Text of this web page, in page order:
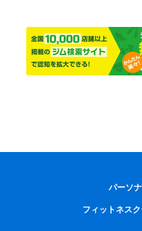
パーソ
フィットネス